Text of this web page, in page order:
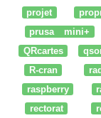
projet
prusa mini+
QRcartes
R-cran
raspberry
rectorat